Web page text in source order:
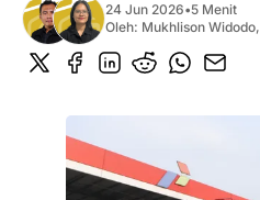
24 Jun 2026•5 Menit
Oleh: Mukhlison Widodo,